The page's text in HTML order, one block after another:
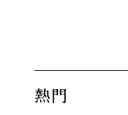
熱門